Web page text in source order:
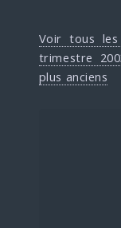
Voir tous les
trimestre
plus anciens